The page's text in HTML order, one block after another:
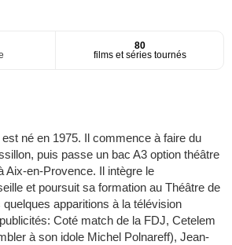
80
films et séries tournés
né en 1975. Il commence à faire du
puis passe un bac A3 option théâtre
Aix-en-Provence. Il intègre le
et poursuit sa formation au Théâtre de
apparitions à la télévision
Coté match de la FDJ, Cetelem
à son idole Michel Polnareff), Jean-